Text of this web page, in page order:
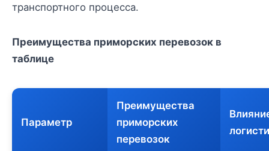
транспортного процесса.
Преимущества приморских перевозок в
таблице
Параметр
Преимущества
приморских
перевозок